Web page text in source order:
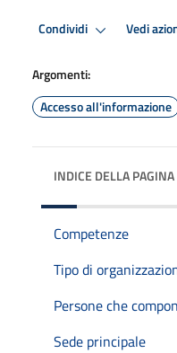
Condividi Vedi
Argomenti:
Accesso all'informazione
INDICE DELLA PAGINA
Competenze
Tipo di
Persone che
Sede principale